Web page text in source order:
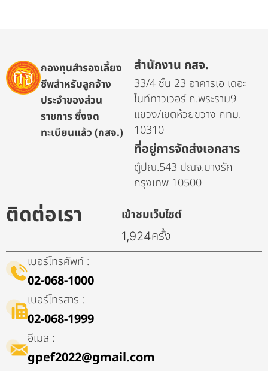
กองทุนสำรองเลี้ยง
ชีพสำหรับลูกจ้าง
ประจำของส่วน
ราชการ ซึ่งจด
ทะเบียนแล้ว (กสจ.)
สำนักงาน กสจ.
33/4 ชั้น 23 อาคารเอ เดอะ
ไนท์ทาวเวอร์ ถ.พระราม9
แขวง/เขตห้วยขวาง กทม.
10310
ที่อยู่การจัดส่งเอกสาร
ตู้ปณ.543 ปณจ.บางรัก
กรุงเทพ 10500
ติดต่อเรา เข้าชมเว็บไซต์
1,924ครั้ง
เบอร์โทรศัพท์ :
02-068-1000
เบอร์โทรสาร :
02-068-1999
อีเมล :
gpef2022@gmail.com